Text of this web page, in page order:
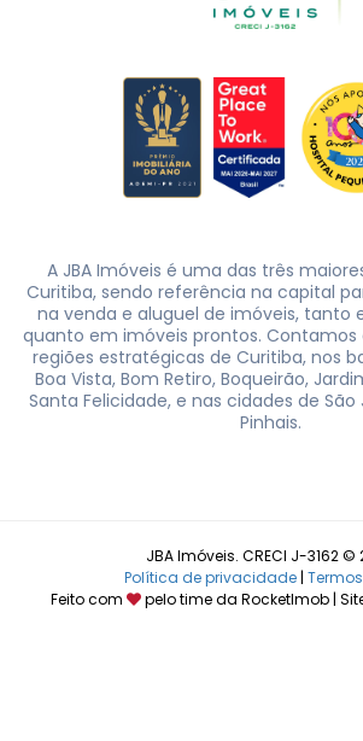
A JBA Imóveis é uma das três
Curitiba, sendo referência na capital
na venda e aluguel de imóveis, tanto
quanto em imóveis prontos.
regiões estratégicas de Curitiba, nos
Boa Vista, Bom Retiro, Boqueirão,
Santa Felicidade, e nas cidades de São
Pinhais.
JBA Imóveis. CRECI J-3162 ©
Política de privacidade|
Feito com
pelo time da RocketImob |